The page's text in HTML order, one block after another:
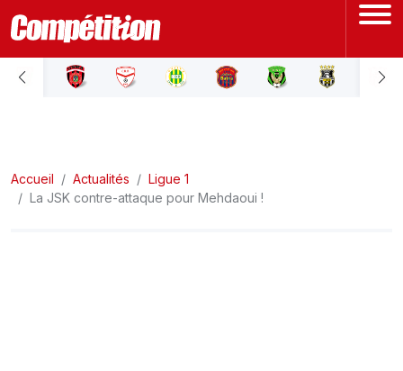
ACCUEIL
LIGUE 2
Accueil Actualités
Ligue 1
La JSK contre-attaque pour Mehdaoui !